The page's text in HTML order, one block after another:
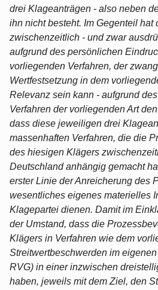
drei Klageanträgen - also neben
ihn nicht besteht. Im Gegenteil hat
zwischenzeitlich - und zwar
aufgrund des persönlichen
vorliegenden Verfahren, der
Wertfestsetzung in dem
Relevanz sein kann - aufgrund
Verfahren der vorliegenden Art
dass diese jeweiligen drei
massenhaften Verfahren, die die
des hiesigen Klägers
Deutschland anhängig gemacht
erster Linie der Anreicherung des
wesentliches eigenes materielles
Klagepartei dienen. Damit im
der Umstand, dass die
Klägers in Verfahren wie dem
Streitwertbeschwerden im
RVG) in einer inzwischen
haben, jeweils mit dem Ziel, den